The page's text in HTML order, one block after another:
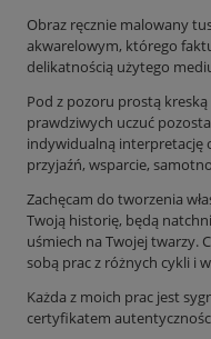
Obraz ręcznie malowany
akwarelowym, którego
delikatnością użytego
Pod z pozoru prostą
prawdziwych uczuć
indywidualną interpretację
przyjaźń, wsparcie,
Zachęcam do tworzenia
Twoją historię, będą
uśmiech na Twojej twarzy.
sobą prac z różnych cykli i
Każda z moich prac jest
certyfikatem